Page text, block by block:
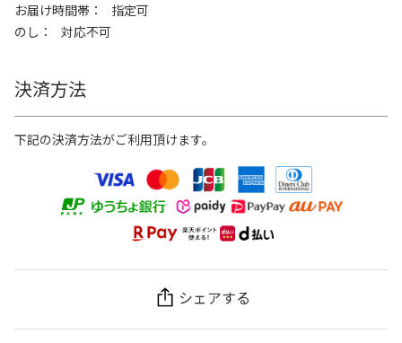
お届け時間帯
指定可
のし
対応不可
決済方法
下記の決済方法がご利用頂けます。
シェアする